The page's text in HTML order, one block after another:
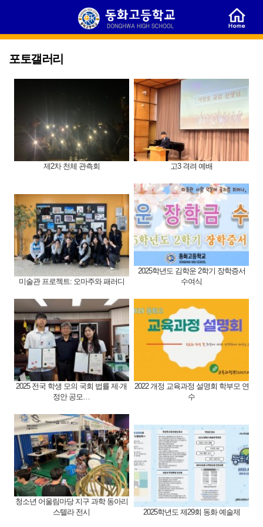
포토갤러리
제2차 천체 관측회 고3 격려 예배
미술관 프로젝트: 오마주와 패러디
2025학년도 김학운 2학기 장학증서
수여식
2025 전국 학생 모의 국회 법률 제·개
정안 공모…
2022 개정 교육과정 설명회 학부모 연
수
청소년 어울림마당 지구 과학 동아리
스텔라 전시
2025학년도 제29회 동화 예술제